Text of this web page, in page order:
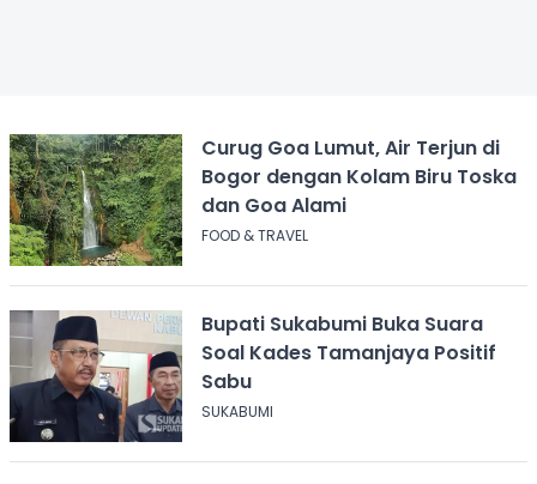
Curug Goa Lumut, Air Terjun di
Bogor dengan Kolam Biru Toska
dan Goa Alami
FOOD & TRAVEL
Bupati Sukabumi Buka Suara
Soal Kades Tamanjaya Positif
Sabu
SUKABUMI